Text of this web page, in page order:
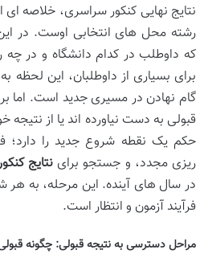
نتایج نهایی کنکور سراسری، خلاصه
رشته محل های انتخابی اوست. در
که داوطلب در کدام دانشگاه و در
برای بسیاری از داوطلبان، این لحظه
گام نهادن در مسیری جدید است. اما
قبولی به دست نیاورده اند یا از نتیجه
حکم یک نقطه شروع جدید را دارد؛
ریزی مجدد، و جستجو برای نتایج
در سال های آینده. این مرحله، به هر
فرآیند آزمون و انتظار است.
مراحل دسترسی به نتیجه قبولی: چگونه